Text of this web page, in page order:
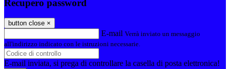
Recupero password
button close ×
E-mail Verrà inviato un messaggio
all'indirizzo indicato con le istruzioni necessarie.
E-mail inviata, si prega di controllare la casella di posta elettronica!